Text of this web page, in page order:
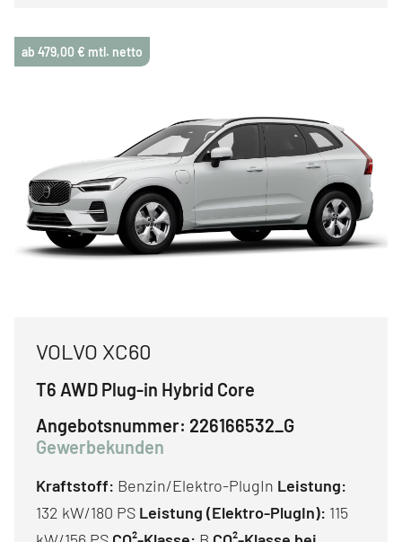
ab 479,00 € mtl. netto
VOLVO XC60
T6 AWD Plug-in Hybrid Core
Angebotsnummer: 226166532_G
Gewerbekunden
Kraftstoff: Benzin/Elektro-PlugIn Leistung:
132 kW/180 PS Leistung (Elektro-PlugIn): 115